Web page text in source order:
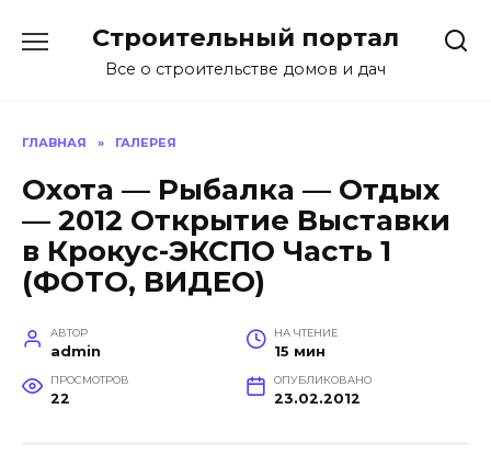
содержанию
Строительный портал
Все о строительстве домов и дач
ГЛАВНАЯ » ГАЛЕРЕЯ
Охота — Рыбалка — Отдых
— 2012 Открытие Выставки
в Крокус-ЭКСПО Часть 1
(ФОТО, ВИДЕО)
АВТОР
admin
НА ЧТЕНИЕ
15 мин
ПРОСМОТРОВ
22
ОПУБЛИКОВАНО
23.02.2012